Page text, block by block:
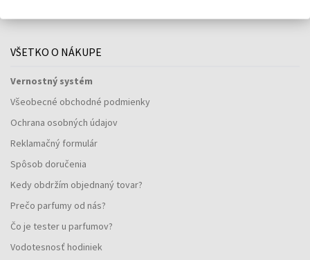
VŠETKO O NÁKUPE
Vernostný systém
Všeobecné obchodné podmienky
Ochrana osobných údajov
Reklamačný formulár
Spôsob doručenia
Kedy obdržím objednaný tovar?
Prečo parfumy od nás?
Čo je tester u parfumov?
Vodotesnosť hodiniek